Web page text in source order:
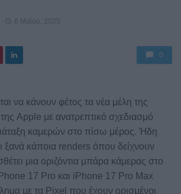
6 Μαΐου, 2025
0
να κάνουν φέτος τα νέα μέλη της
Apple με ανατρεπτικό σχεδιασμό
καμερών στο πίσω μέρος. Ήδη
ξανά κάποια renders όπου δείχνουν
μια οριζόντια μπάρα κάμερας στο
17 Pro και iPhone 17 Pro Max
με τα Pixel που έχουν ορισμένοι